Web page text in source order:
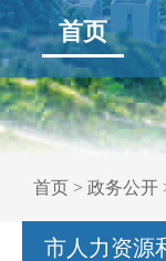
首页
首页 > 政务公开
市人力资源